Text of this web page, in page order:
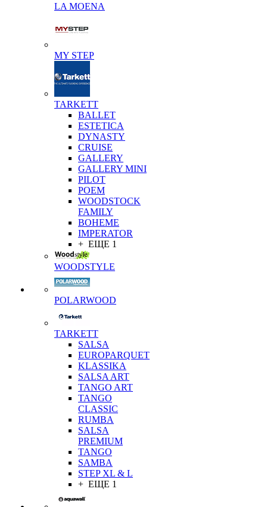
LA MOENA
MY STEP
TARKETT
BALLET
ESTETICA
DYNASTY
CRUISE
GALLERY
GALLERY MINI
PILOT
POEM
WOODSTOCK
FAMILY
BOHEME
IMPERATOR
+ ЕЩЕ 1
WOODSTYLE
POLARWOOD
TARKETT
SALSA
EUROPARQUET
KLASSIKA
SALSA ART
TANGO ART
TANGO
CLASSIC
RUMBA
SALSA
PREMIUM
TANGO
SAMBA
STEP XL & L
+ ЕЩЕ 1